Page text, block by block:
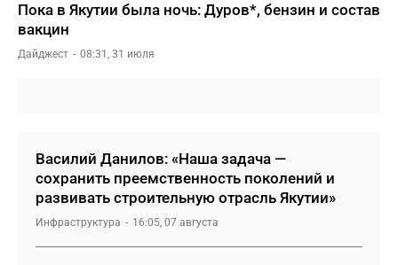
Пока в Якутии была ночь: Дуров*, бензин и состав
вакцин
Дайджест 08:31, 31 июля
Василий Данилов: «Наша задача —
сохранить преемственность поколений и
развивать строительную отрасль Якутии»
Инфраструктура 16:05, 07 августа